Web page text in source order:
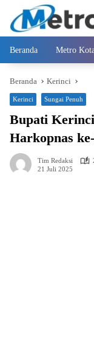
Langsung
konten
Beranda Metro
Beranda Kerinci
Kerinci Sungai Penuh
Bupati
Harkopnas
Tim Redaksi
21 Juli 2025